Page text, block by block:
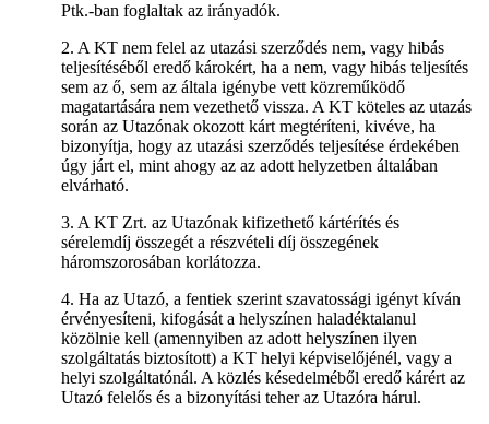
Ptk.-ban foglaltak az irányadók.
2. A KT nem felel az utazási szerződés nem, vagy hibás
teljesítéséből eredő károkért, ha a nem, vagy hibás teljesítés
sem az ő, sem az általa igénybe vett közreműködő
magatartására nem vezethető vissza. A KT köteles az utazás
során az Utazónak okozott kárt megtéríteni, kivéve, ha
bizonyítja, hogy az utazási szerződés teljesítése érdekében
úgy járt el, mint ahogy az az adott helyzetben általában
elvárható.
3. A KT Zrt. az Utazónak kifizethető kártérítés és
sérelemdíj összegét a részvételi díj összegének
háromszorosában korlátozza.
4. Ha az Utazó, a fentiek szerint szavatossági igényt kíván
érvényesíteni, kifogását a helyszínen haladéktalanul
közölnie kell (amennyiben az adott helyszínen ilyen
szolgáltatás biztosított) a KT helyi képviselőjénél, vagy a
helyi szolgáltatónál. A közlés késedelméből eredő kárért az
Utazó felelős és a bizonyítási teher az Utazóra hárul.